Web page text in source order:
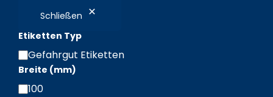
Schließen
Etiketten Typ
Etiketten
Typ
Gefahrgut Etiketten
Breite (mm)
Breite
100